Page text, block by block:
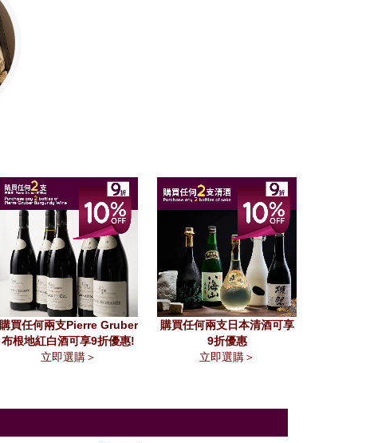
購買任何兩支Pierre Gruber
布根地紅白酒可享9折優惠!
立即選購＞
購買任何兩支日本清酒可享
9折優惠
立即選購＞